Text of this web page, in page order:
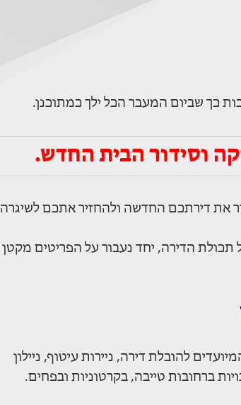
כך שביום המעבר הכל ילך כמתוכנן.
וסידור הבית החדש.
את דירתכם החדשה ולהחזיר אתכם לשיגרה
תכולת הדירה, יחד נעבור על הפריטים מקטן
להובלת דירה, ניירות עיטוף, ניילון
ברחובות טייבה, בקרטוניות ובפחים.